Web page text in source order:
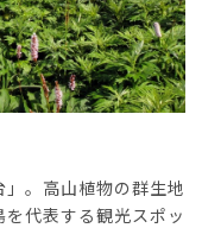
。高山植物の群生地
代表する観光スポッ